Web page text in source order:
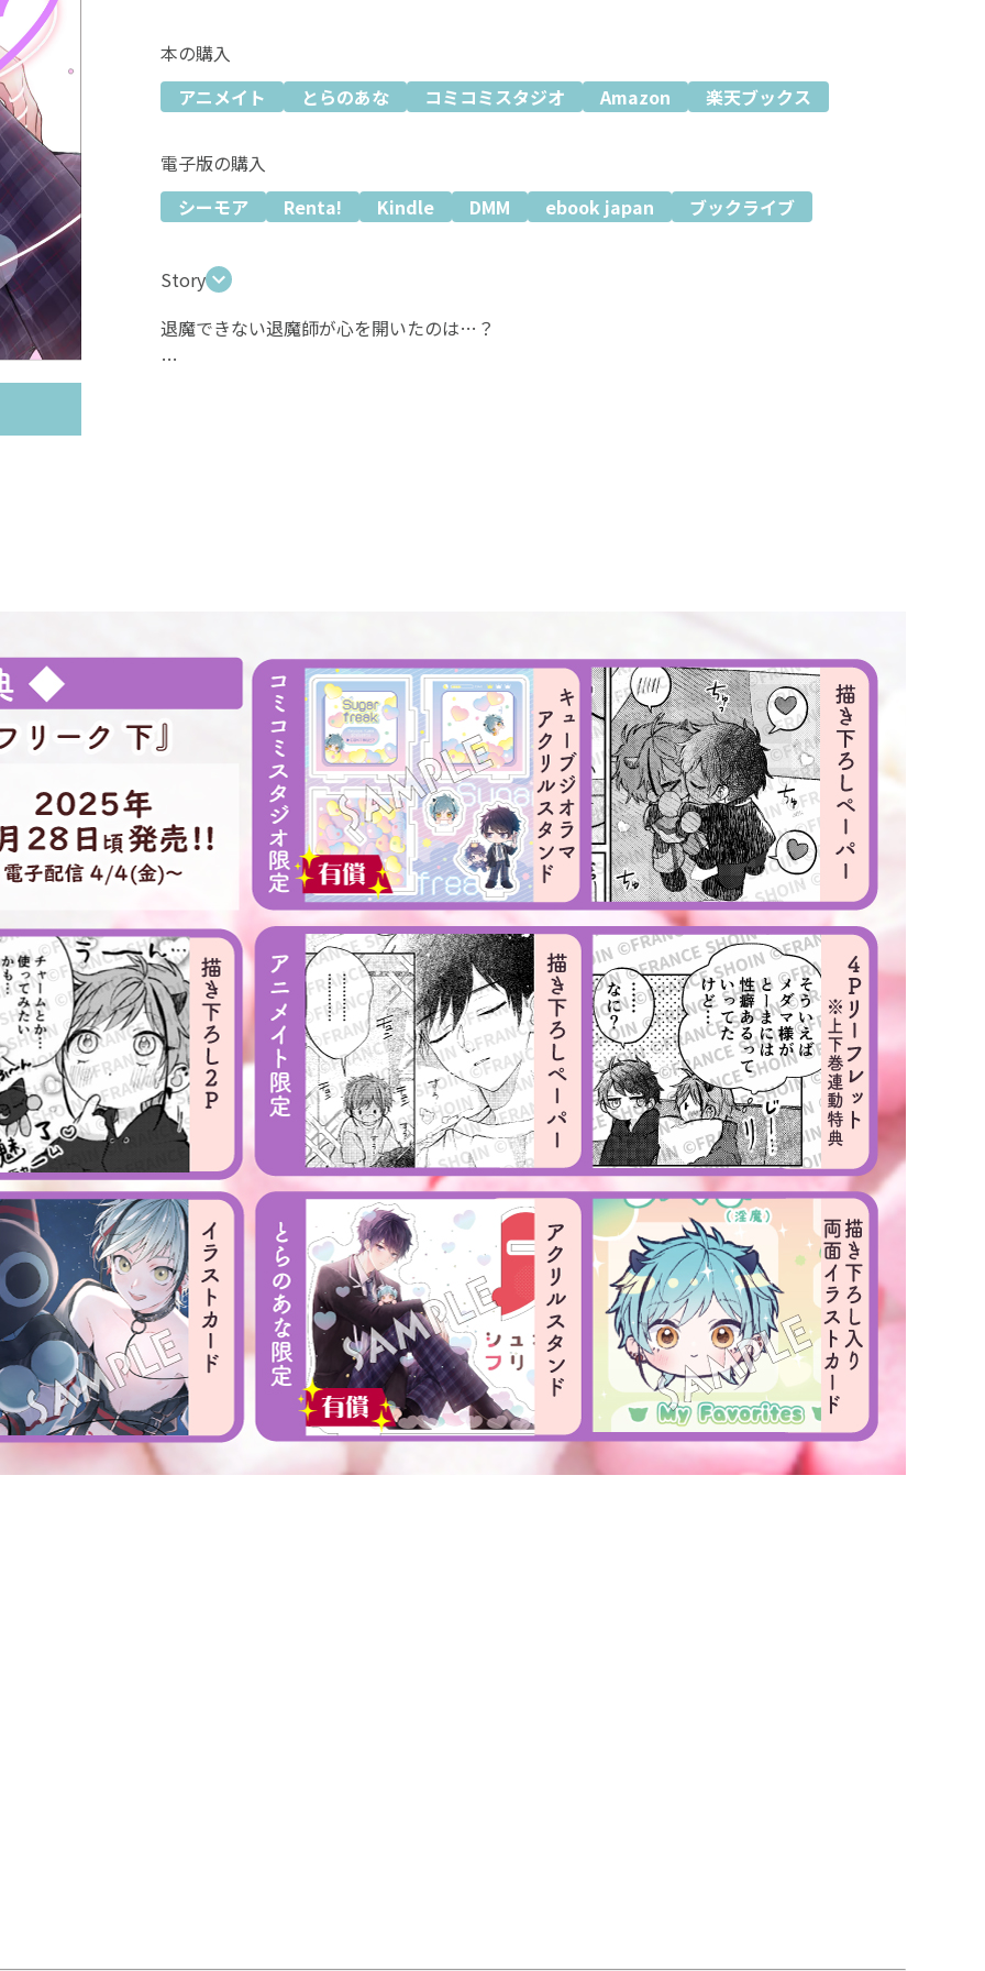
本の購入
アニメイト
とらのあな コミコミスタジオ Amazon 楽天ブックス
電子版の購入
シーモア
Renta! Kindle DMM ebook japan ブックライブ
Story
退魔できない退魔師が心を開いたのは…？